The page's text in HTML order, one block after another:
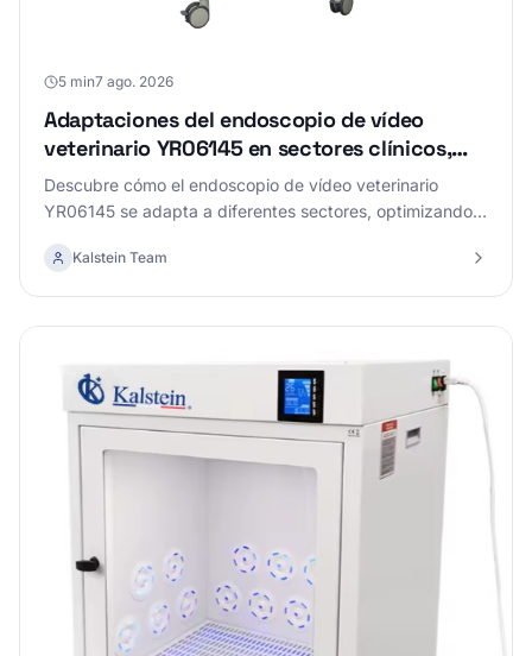
5 min7 ago. 2026
Adaptaciones del endoscopio de vídeo
veterinario YR06145 en sectores clínicos,
industriales, alimentarios, veterinarios y
educativos
Descubre cómo el endoscopio de vídeo veterinario
YR06145 se adapta a diferentes sectores, optimizando
veterinarias, industrias alimentarias y educativas.
Kalstein Team